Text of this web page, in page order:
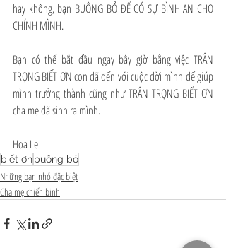
hay không, bạn BUÔNG BỎ ĐỂ CÓ SỰ BÌNH AN CHO
CHÍNH MÌNH.
Bạn có thể bắt đầu ngay bây giờ bằng việc TRÂN
TRỌNG BIẾT ƠN con đã đến với cuộc đời mình để giúp
mình trưởng thành cũng như TRÂN TRỌNG BIẾT ƠN
cha mẹ đã sinh ra mình.
Hoa Le
biết ơnbuông bỏ
Những bạn nhỏ đặc biệt
Cha mẹ chiến binh